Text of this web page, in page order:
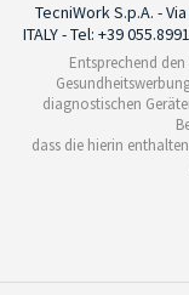
TecniWork S.p.A. -
ITALY - Tel: +39
Entsprechend
diagnostischen
dass die hierin